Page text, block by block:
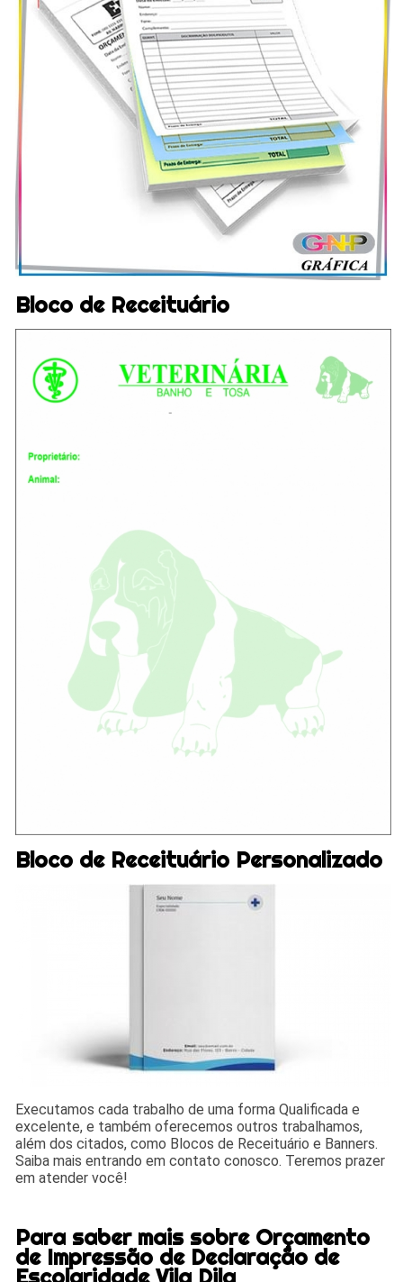
Bloco de Receituário
Bloco de Receituário Personalizado
Executamos cada trabalho de uma forma Qualificada e
excelente, e também oferecemos outros trabalhamos,
além dos citados, como Blocos de Receituário e Banners.
Saiba mais entrando em contato conosco. Teremos prazer
em atender você!
Para saber mais sobre Orçamento
de Impressão de Declaração de